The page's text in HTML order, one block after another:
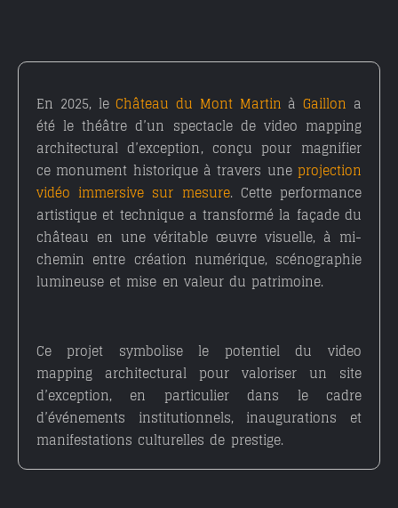
En 2025, leChâteau du Mont Martin àGaillon a
été le théâtre d’un spectacle de video mapping
architectural d’exception, conçu pour magnifier
ce monument historiqueà travers uneprojection
vidéo immersive sur mesure. Cette performance
artistique et technique a transformé la façade du
château en une véritable œuvre visuelle, à mi-
chemin entre création numérique, scénographie
lumineuse et mise en valeur du patrimoine.
Ce projet symbolise le potentiel du video
mapping architectural pour valoriser un site
d’exception, en particulier dans le cadre
d’événements institutionnels, inaugurations et
manifestations culturelles de prestige.